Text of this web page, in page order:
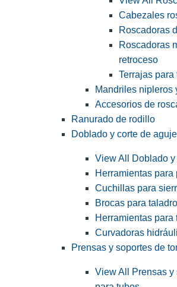
Cabezales
Roscadoras
Roscadoras
retroceso
Terrajas para
Mandriles nipleros
Accesorios de
Ranurado de rodillo
Doblado y corte de
View All Doblado
Herramientas para
Cuchillas para
Brocas para
Herramientas para
Curvadoras
Prensas y soportes de
View All Prensas